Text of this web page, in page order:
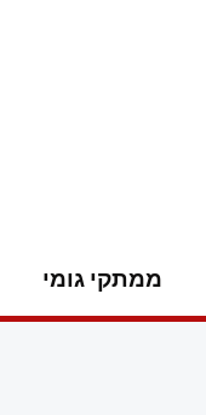
ממתקי גומי